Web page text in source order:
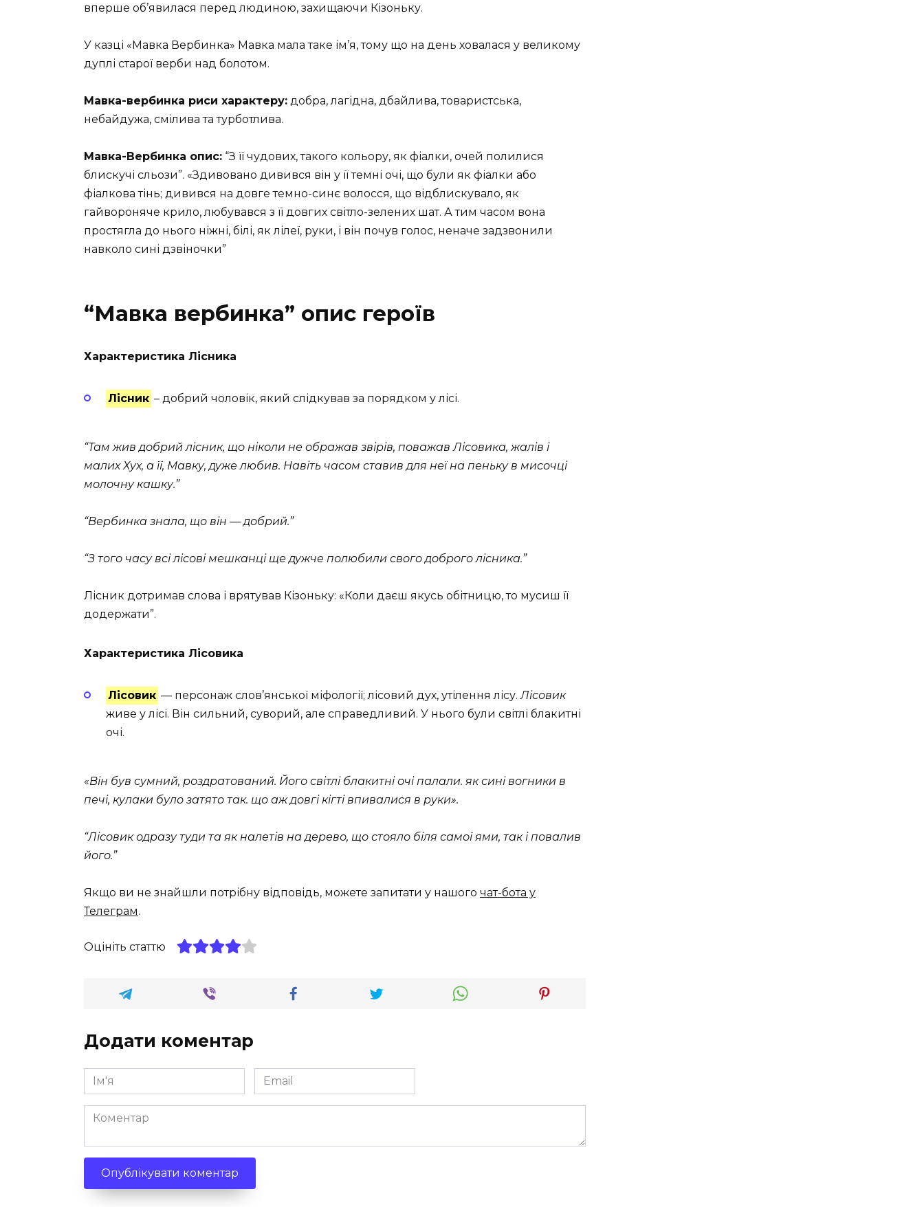
вперше об’явилася перед людиною, захищаючи Кізоньку.
У казці «Мавка Вербинка» Мавка мала таке ім’я, тому що на день ховалася у великому
дуплі старої верби над болотом.
Мавка-вербинка риси характеру: добра, лагідна, дбайлива, товаристська,
небайдужа, смілива та турботлива.
Мавка-Вербинка опис: “З її чудових, такого кольору, як фіалки, очей полилися
блискучі сльози”. «Здивовано дивився він у її темні очі, що були як фіалки або
фіалкова тінь; дивився на довге темно-синє волосся, що відблискувало, як
гайвороняче крило, любувався з її довгих світло-зелених шат. А тим часом вона
простягла до нього ніжні, білі, як лілеї, руки, і він почув голос, неначе задзвонили
навколо сині дзвіночки”
“Мавка вербинка” опис героїв
Характеристика Лісника
Лісник – добрий чоловік, який слідкував за порядком у лісі.
“Там жив добрий лісник, що ніколи не ображав звірів, поважав Лісовика, жалів і
малих Хух, а її, Мавку, дуже любив. Навіть часом ставив для неї на пеньку в мисочці
молочну кашку.”
“Вербинка знала, що він — добрий.”
“З того часу всі лісові мешканці ще дужче полюбили свого доброго лісника.”
Лісник дотримав слова і врятував Кізоньку: «Коли даєш якусь обітницю, то мусиш її
додержати”.
Характеристика Лісовика
Лісовик — персонаж слов’янської міфології; лісовий дух, утілення лісу.Лісовик
живе у лісі. Він сильний, суворий, але справедливий. У нього були світлі блакитні
очі.
«Він був сумний, роздратований. Його світлі блакитні очі палали. як сині вогники в
печі, кулаки було затято так. що аж довгі кігті впивалися в руки».
“Лісовик одразу туди та як налетів на дерево, що стояло біля самої ями, так і повалив
його.”
Якщо ви не знайшли потрібну відповідь, можете запитати у нашого чат-бота у
Телеграм.
Оцініть статтю
Додати коментар
Ім'я
*
Email
*
Коментар